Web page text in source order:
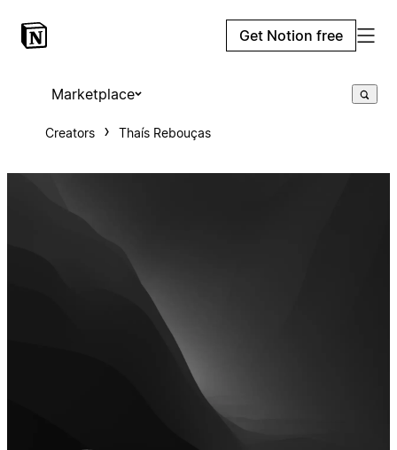
Get Notion free
Marketplace
Creators Thaís Rebouças